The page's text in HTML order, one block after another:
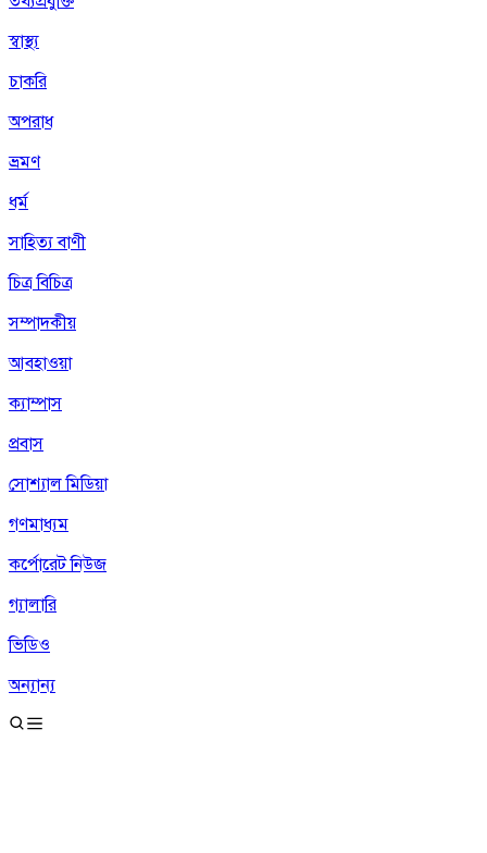
স্বাস্থ্য
চাকরি
অপরাধ
ভ্রমণ
ধর্ম
সাহিত্য বাণী
চিত্র বিচিত্র
সম্পাদকীয়
আবহাওয়া
ক্যাম্পাস
প্রবাস
সোশ্যাল মিডিয়া
গণমাধ্যম
কর্পোরেট নিউজ
গ্যালারি
ভিডিও
অন্যান্য